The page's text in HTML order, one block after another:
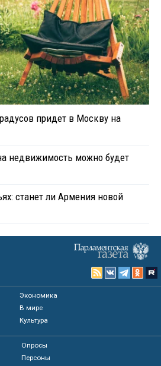
придет в Москву на
недвижимость можно будет
станет ли Армения новой
Экономика
В мире
Культура
Опросы
Персоны